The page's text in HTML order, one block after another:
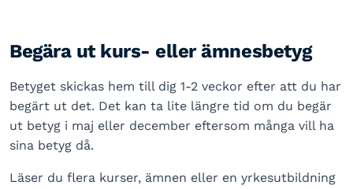
Begära ut kurs- eller ämnesbetyg
Betyget skickas hem till dig 1-2 veckor efter att du har
begärt ut det. Det kan ta lite längre tid om du begär
ut betyg i maj eller december eftersom många vill ha
sina betyg då.
Läser du flera kurser, ämnen eller en yrkesutbildning